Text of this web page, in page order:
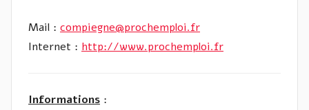
Mail : compiegne@prochemploi.fr
Internet : http://www.prochemploi.fr
Informations :